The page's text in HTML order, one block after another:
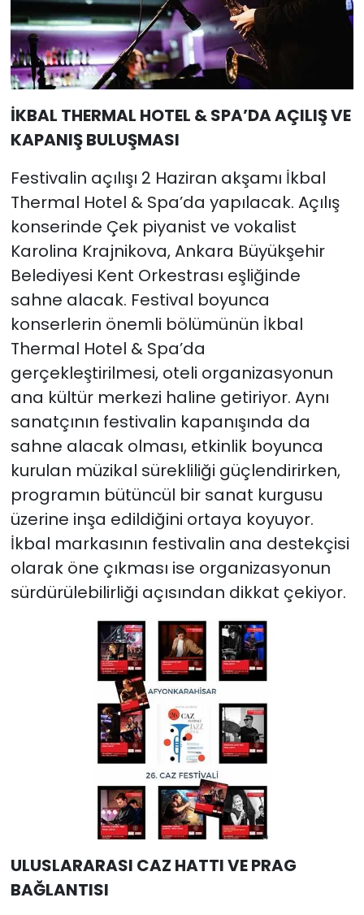
İKBAL THERMAL HOTEL & SPA’DA AÇILIŞ VE
KAPANIŞ BULUŞMASI
Festivalin açılışı 2 Haziran akşamı İkbal
Thermal Hotel & Spa’da yapılacak. Açılış
konserinde Çek piyanist ve vokalist
Karolina Krajnikova, Ankara Büyükşehir
Belediyesi Kent Orkestrası eşliğinde
sahne alacak. Festival boyunca
konserlerin önemli bölümünün İkbal
Thermal Hotel & Spa’da
gerçekleştirilmesi, oteli organizasyonun
ana kültür merkezi haline getiriyor. Aynı
sanatçının festivalin kapanışında da
sahne alacak olması, etkinlik boyunca
kurulan müzikal sürekliliği güçlendirirken,
programın bütüncül bir sanat kurgusu
üzerine inşa edildiğini ortaya koyuyor.
İkbal markasının festivalin ana destekçisi
olarak öne çıkması ise organizasyonun
sürdürülebilirliği açısından dikkat çekiyor.
ULUSLARARASI CAZ HATTI VE PRAG
BAĞLANTISI